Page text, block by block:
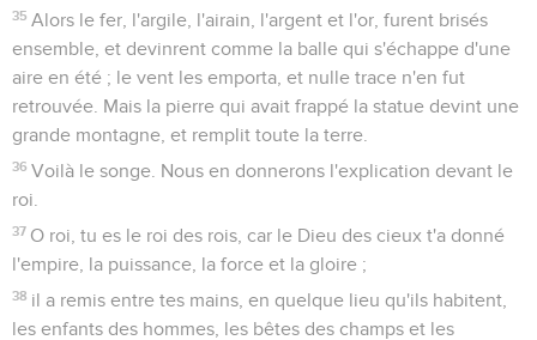
35 Alors le fer, l'argile, l'airain, l'argent et l'or, furent brisés
ensemble, et devinrent comme la balle qui s'échappe d'une
aire en été ; le vent les emporta, et nulle trace n'en fut
retrouvée. Mais la pierre qui avait frappé la statue devint une
grande montagne, et remplit toute la terre.
36 Voilà le songe. Nous en donnerons l'explication devant le
roi.
37 O roi, tu es le roi des rois, car le Dieu des cieux t'a donné
l'empire, la puissance, la force et la gloire ;
38 il a remis entre tes mains, en quelque lieu qu'ils habitent,
les enfants des hommes, les bêtes des champs et les